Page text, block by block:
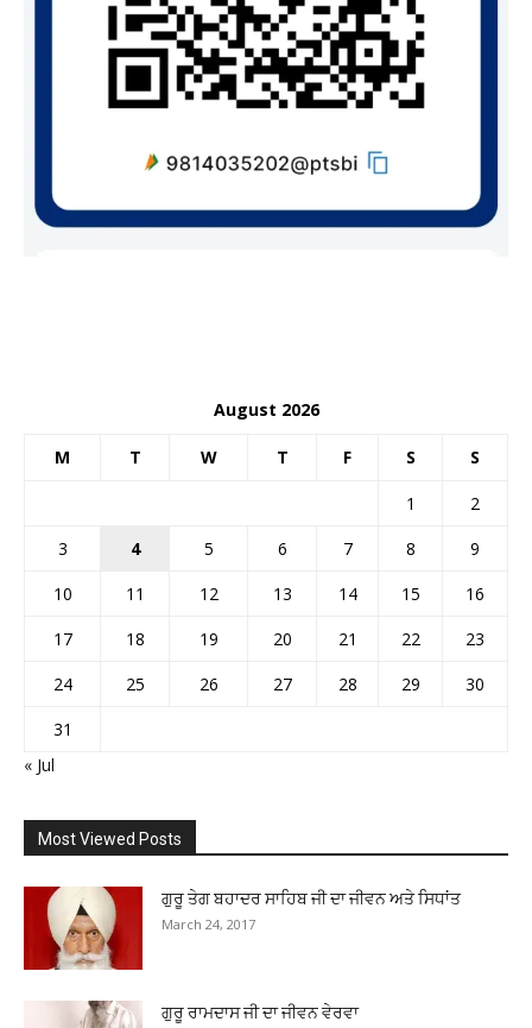
August 2026
M T W T F S S
1
2
3
4 5 6 7 8
9
10
11 12 13 14 15
16
17
18 19 20 21 22
23
24
25 26 27 28 29
30
31
« Jul
Most Viewed Posts
ਗੁਰੂ ਤੇਗ ਬਹਾਦਰ ਸਾਹਿਬ ਜੀ ਦਾ ਜੀਵਨ ਅਤੇ ਸਿਧਾਂਤ
March 24, 2017
ਗੁਰੂ ਰਾਮਦਾਸ ਜੀ ਦਾ ਜੀਵਨ ਵੇਰਵਾ